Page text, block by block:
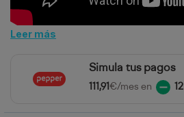
Leer más
Simula tus pagos
111,91€/mes en 12